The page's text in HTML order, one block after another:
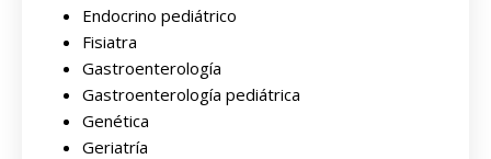
Endocrino pediátrico
Fisiatra
Gastroenterología
Gastroenterología pediátrica
Genética
Geriatría